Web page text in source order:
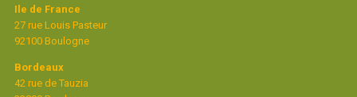
Ile de France
27 rue Louis Pasteur
92100 Boulogne
Bordeaux
42 rue de Tauzia